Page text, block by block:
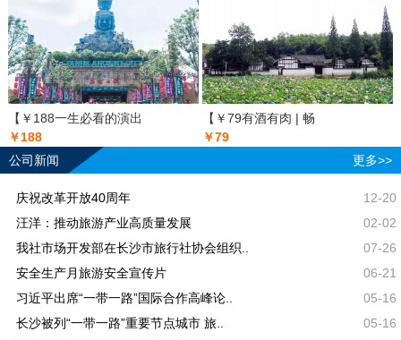
【￥188一生必看的演出
￥188
【￥79有酒有肉 | 畅
￥79
公司新闻
更多>>
庆祝改革开放40周年
12-20
汪洋：推动旅游产业高质量发展
02-02
我社市场开发部在长沙市旅行社协会组织..
07-26
安全生产月旅游安全宣传片
06-21
习近平出席“一带一路”国际合作高峰论..
05-16
长沙被列“一带一路”重要节点城市 旅..
05-16